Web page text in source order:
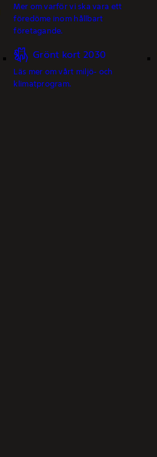
Mer om varför vi ska vara ett
föredöme inom hållbart
företagande.
Grönt kort 2030
Läs mer om vårt miljö- och
klimatprogram.